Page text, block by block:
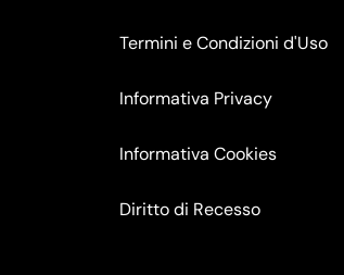
Termini e Condizioni d'Uso
Informativa Privacy
Informativa Cookies
Diritto di Recesso